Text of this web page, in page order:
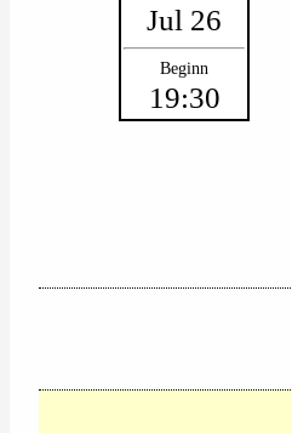
Jul 26
Beginn
19:30